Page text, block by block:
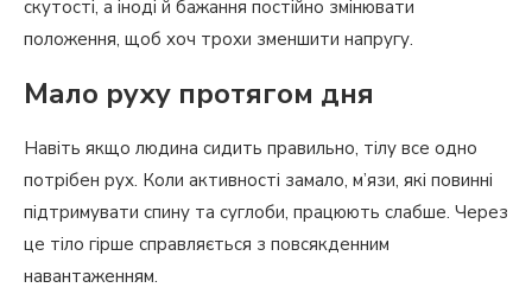
скутості, а іноді й бажання постійно змінювати
положення, щоб хоч трохи зменшити напругу.
Мало руху протягом дня
Навіть якщо людина сидить правильно, тілу все одно
потрібен рух. Коли активності замало, м’язи, які повинні
підтримувати спину та суглоби, працюють слабше. Через
це тіло гірше справляється з повсякденним
навантаженням.